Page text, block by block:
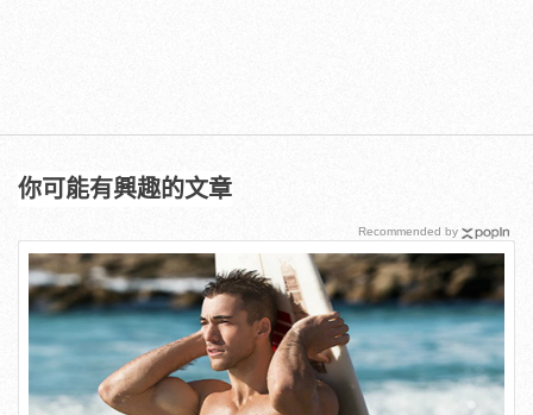
你可能有興趣的文章
Recommended by